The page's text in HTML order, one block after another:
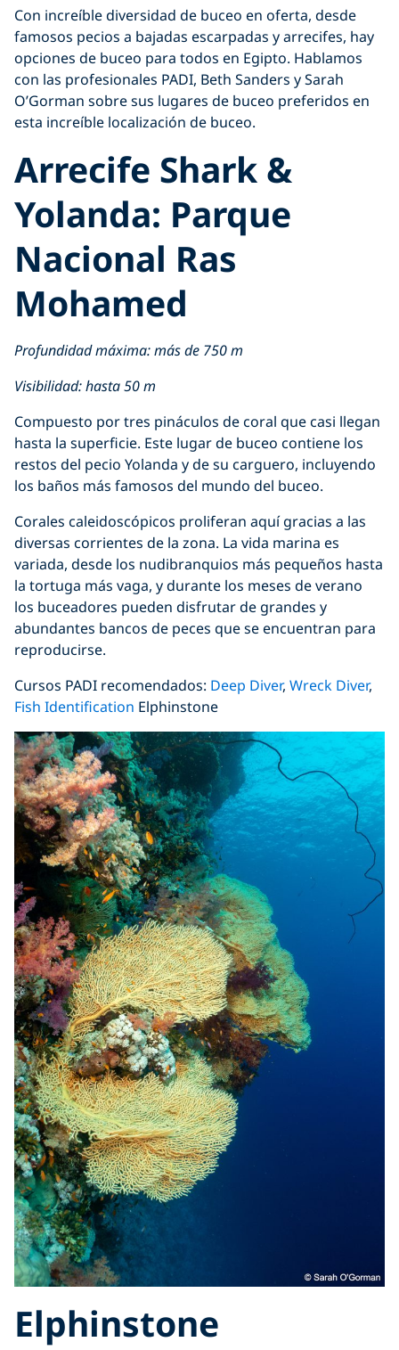
Con increíble diversidad de buceo en oferta, desde
famosos pecios a bajadas escarpadas y arrecifes, hay
opciones de buceo para todos en Egipto. Hablamos
con las profesionales PADI, Beth Sanders y Sarah
O’Gorman sobre sus lugares de buceo preferidos en
esta increíble localización de buceo.
Arrecife Shark &
Yolanda: Parque
Nacional Ras
Mohamed
Profundidad máxima: más de 750 m
Visibilidad: hasta 50 m
Compuesto por tres pináculos de coral que casi llegan
hasta la superficie. Este lugar de buceo contiene los
restos del pecio Yolanda y de su carguero, incluyendo
los baños más famosos del mundo del buceo.
Corales caleidoscópicos proliferan aquí gracias a las
diversas corrientes de la zona. La vida marina es
variada, desde los nudibranquios más pequeños hasta
la tortuga más vaga, y durante los meses de verano
los buceadores pueden disfrutar de grandes y
abundantes bancos de peces que se encuentran para
reproducirse.
Cursos PADI recomendados: Deep Diver, Wreck Diver,
Fish Identification Elphinstone
Elphinstone